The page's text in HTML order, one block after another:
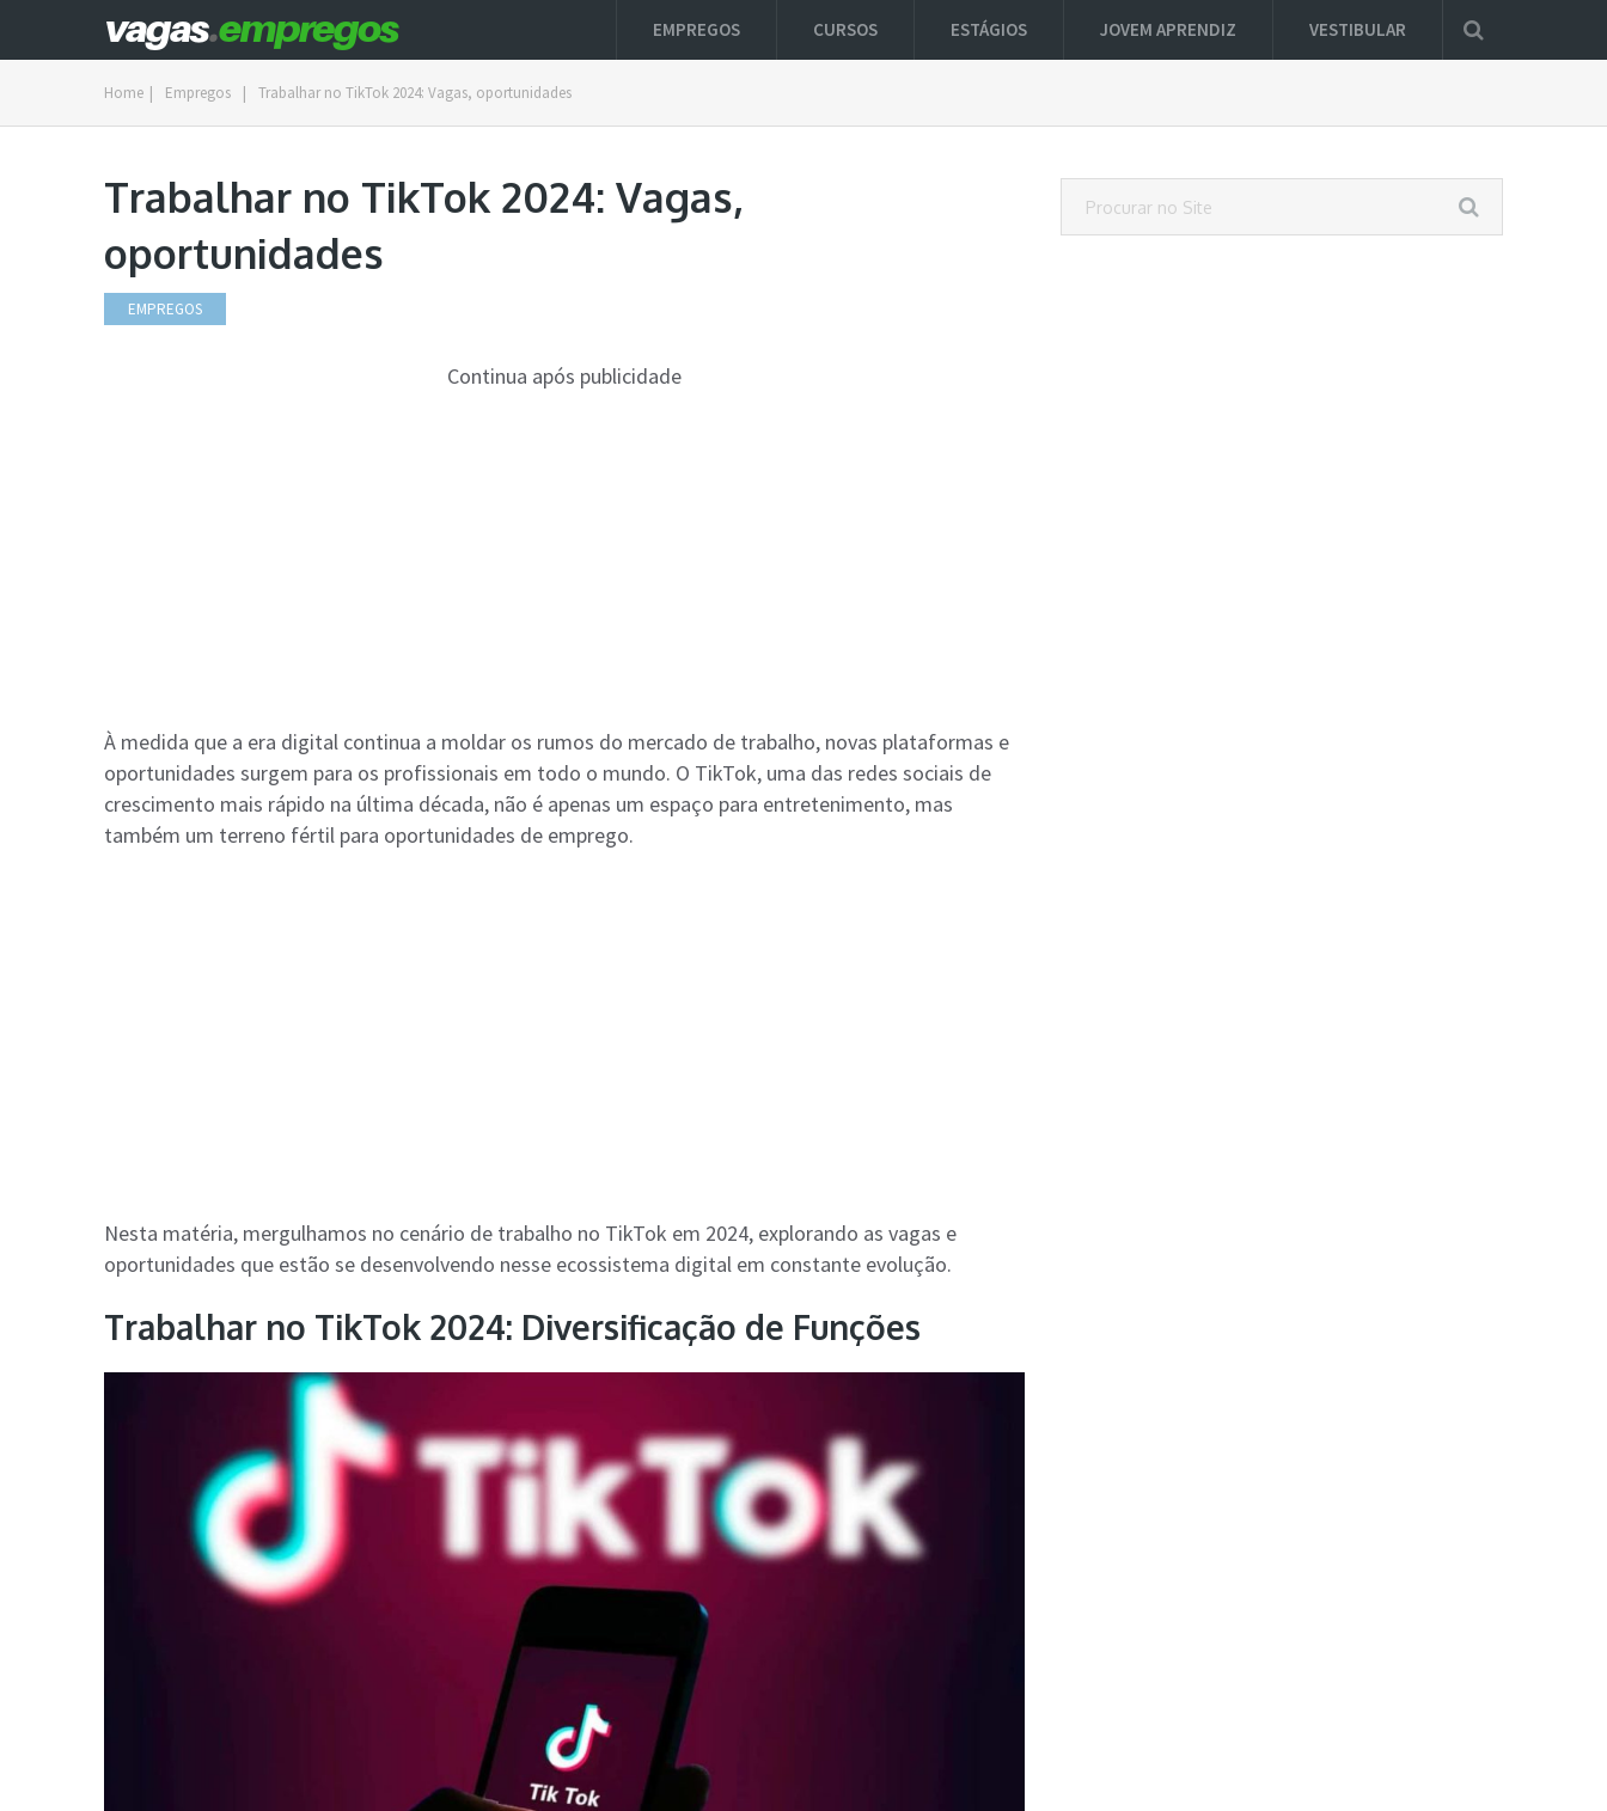
EMPREGOS CURSOS ESTÁGIOS JOVEM APRENDIZ VESTIBULAR
Home | Empregos | Trabalhar no TikTok 2024: Vagas, oportunidades
Trabalhar no TikTok 2024: Vagas,
oportunidades
EMPREGOS
Continua após publicidade
À medida que a era digital continua a moldar os rumos do mercado de trabalho, novas plataformas e
oportunidades surgem para os profissionais em todo o mundo. O TikTok, uma das redes sociais de
crescimento mais rápido na última década, não é apenas um espaço para entretenimento, mas
também um terreno fértil para oportunidades de emprego.
Nesta matéria, mergulhamos no cenário de trabalho no TikTok em 2024, explorando as vagas e
oportunidades que estão se desenvolvendo nesse ecossistema digital em constante evolução.
Trabalhar no TikTok 2024: Diversificação de Funções